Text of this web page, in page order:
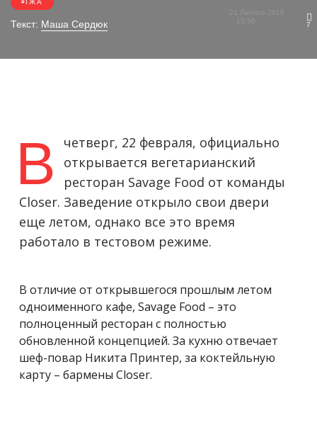
ЇЖА
Текст: Маша Сердюк
21 Лютого 2018
7
В
четверг, 22 февраля, официально
открывается вегетарианский
ресторан Savage Food от команды
Closer. Заведение открыло свои двери
еще летом, однако все это время
работало в тестовом режиме.
В отличие от открывшегося прошлым летом
одноименного кафе, Savage Food – это
полноценный ресторан с полностью
обновленной концепцией. За кухню отвечает
шеф-повар Никита Принтер, за коктейльную
карту – бармены Closer.